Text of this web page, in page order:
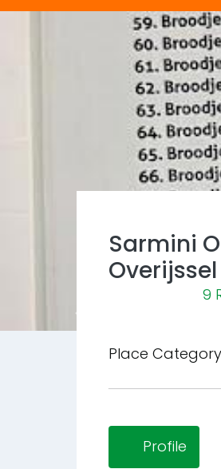
Sarmini
Overijssel
9
Place
Profile